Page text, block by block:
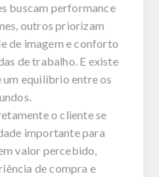
buscam performance
outros priorizam
de imagem e conforto
de trabalho. E existe
equilíbrio entre os
o cliente se
importante para
valor percebido,
de compra e